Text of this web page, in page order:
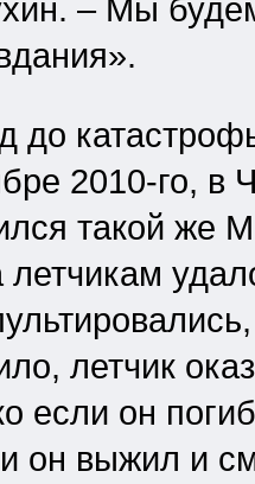
– Мы
до
2010-го, в
такой же
летчикам
летчик
если он
он выжил и